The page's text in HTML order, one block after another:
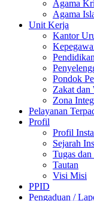
Agama
Agama
Unit Kerja
Kantor
Pondok
Zakat dan
Zona
Pelayanan
Profil
Profil
Sejarah
Tugas
Tautan
Visi Misi
PPID
Pengaduan /